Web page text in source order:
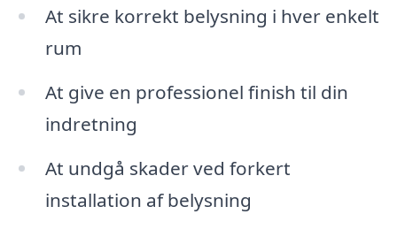
At sikre korrekt belysning i hver enkelt
rum
At give en professionel finish til din
indretning
At undgå skader ved forkert
installation af belysning